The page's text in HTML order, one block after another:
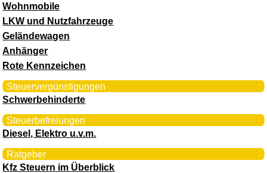
Wohnmobile
LKW und Nutzfahrzeuge
Geländewagen
Anhänger
Rote Kennzeichen
Steuervergünstigungen
Schwerbehinderte
Steuerbefreiungen
Diesel, Elektro u.v.m.
Ratgeber
Kfz Steuern im Überblick